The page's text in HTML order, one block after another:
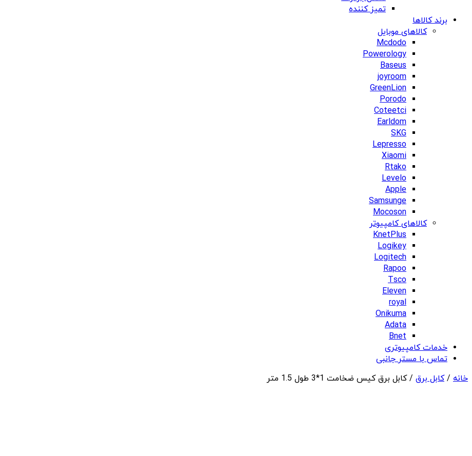
تمیز کننده
برند کالاها
کالاهای موبایل
Mcdodo
Powerology
Baseus
joyroom
GreenLion
Porodo
Coteetci
Earldom
SKG
Lepresso
Xiaomi
Rtako
Levelo
Apple
Samsunge
Mocoson
کالاهای کامپیوتر
KnetPlus
Logikey
Logitech
Rapoo
Tsco
Eleven
royal
Onikuma
Adata
Bnet
خدمات کامپیوتری
تماس با مستر جانبی
خانه /کابل برق / کابل برق کیس ضخامت 1*3 طول 1.5 متر